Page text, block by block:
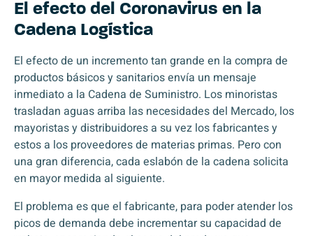
El efecto del Coronavirus en la
Cadena Logística
El efecto de un incremento tan grande en la compra de
productos básicos y sanitarios envía un mensaje
inmediato a la Cadena de Suministro. Los minoristas
trasladan aguas arriba las necesidades del Mercado, los
mayoristas y distribuidores a su vez los fabricantes y
estos a los proveedores de materias primas. Pero con
una gran diferencia, cada eslabón de la cadena solicita
en mayor medida al siguiente.
El problema es que el fabricante, para poder atender los
picos de demanda debe incrementar su capacidad de